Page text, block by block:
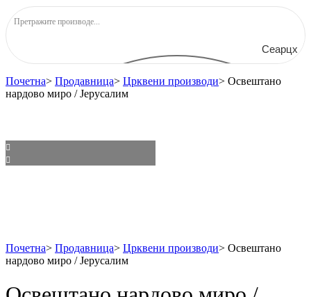
Сеарцх
Почетна> Продавница> Црквени производи> Освештано
нардово миро / Јерусалим
Почетна> Продавница> Црквени производи> Освештано
нардово миро / Јерусалим